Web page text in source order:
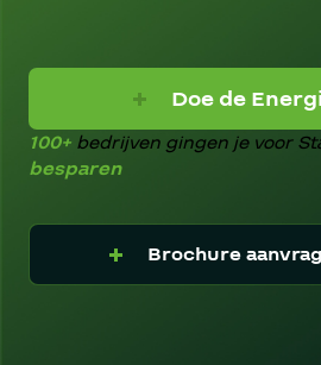
Doe de
100+ bedrijven gingen je voor
besparen
Brochure